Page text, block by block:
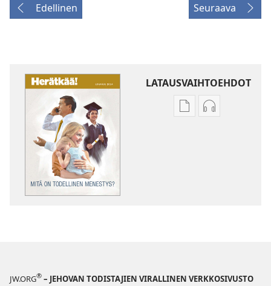
Edellinen Seuraava
LATAUSVAIHTOEHDOT
JulkaisujenÄänitteiden
JW.ORG® – JEHOVAN TODISTAJIEN VIRALLINEN VERKKOSIVUSTO